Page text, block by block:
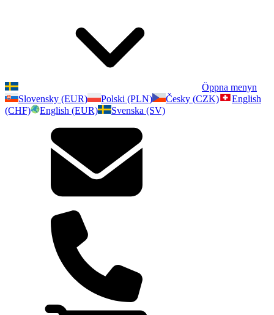
Öppna menyn
Slovensky (EUR)
Polski (PLN) Česky (CZK)
English
(CHF)
English (EUR) Svenska (SV)